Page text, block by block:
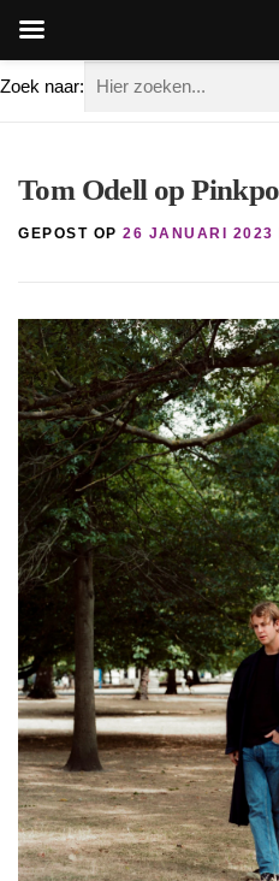
Zoek naar:
inhoud
Tom Odell op
GEPOST OP 26 JANUARI 2023